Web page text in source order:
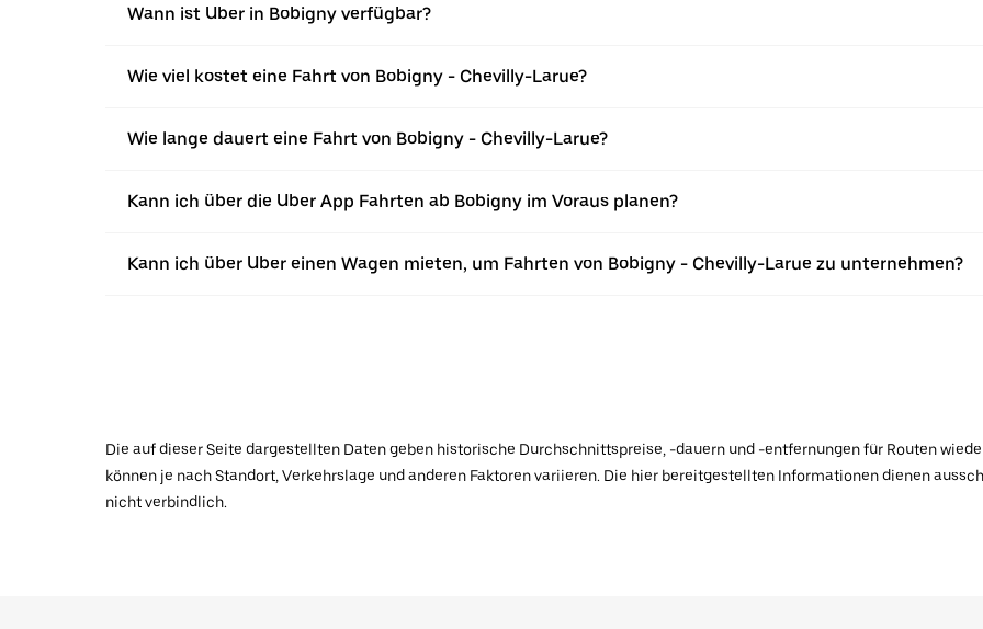
Wann ist Uber in Bobigny verfügbar?
Wie viel kostet eine Fahrt von Bobigny - Chevilly-Larue?
Wie lange dauert eine Fahrt von Bobigny - Chevilly-Larue?
Kann ich über die Uber App Fahrten ab Bobigny im Voraus planen?
Kann ich über Uber einen Wagen mieten, um Fahrten von Bobigny - Chevilly-Larue zu unternehmen?
Die auf dieser Seite dargestellten Daten geben historische Durchschnittspreise, -dauern und -entfernungen für Routen
können je nach Standort, Verkehrslage und anderen Faktoren variieren. Die hier bereitgestellten Informationen dienen
nicht verbindlich.